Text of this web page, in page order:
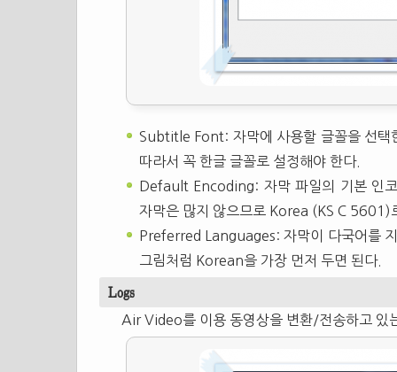
Subtitle Font: 자막에 사용할 글꼴을 선택
따라서 꼭 한글 글꼴로 설정해야 한다.
Default Encoding: 자막 파일의 기본 인
자막은 많지 않으므로 Korea (KS C 5601)
Preferred Languages: 자막이 다국어를
그림처럼 Korean을 가장 먼저 두면 된다.
Logs
Air Video를 이용 동영상을 변환/전송하고 있